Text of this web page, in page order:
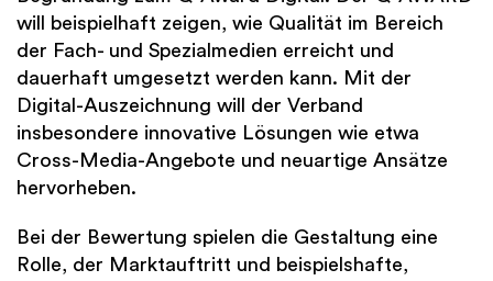
will beispielhaft zeigen, wie Qualität im Bereich
der Fach- und Spezialmedien erreicht und
dauerhaft umgesetzt werden kann. Mit der
Digital-Auszeichnung will der Verband
insbesondere innovative Lösungen wie etwa
Cross-Media-Angebote und neuartige Ansätze
hervorheben.
Bei der Bewertung spielen die Gestaltung eine
Rolle, der Marktauftritt und beispielshafte,